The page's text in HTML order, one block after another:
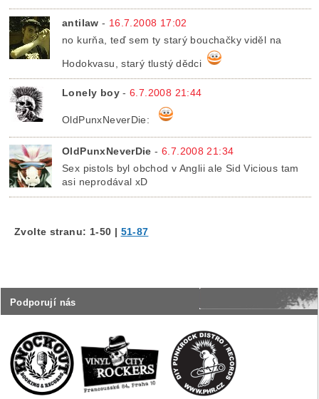
Podporují nás
antilaw - 16.7.2008 17:02
no kurňa, teď sem ty starý bouchačky viděl na
Hodokvasu, starý tlustý dědci
Lonely boy-6.7.2008 21:44
OldPunxNeverDie:
OldPunxNeverDie - 6.7.2008 21:34
Sex pistols byl obchod v Anglii ale Sid Vicious tam
asi neprodával xD
Zvolte stranu: 1-50 | 51-87